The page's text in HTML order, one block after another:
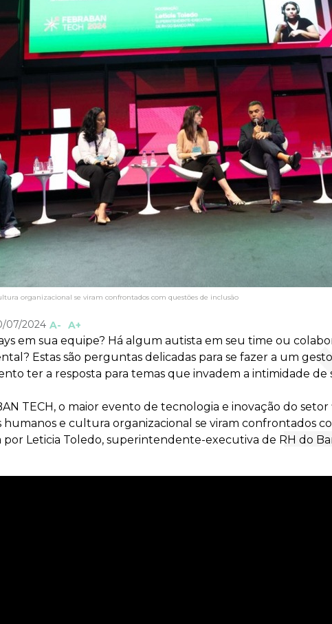
organizacional se viram confrontados com questões de inclusão
07/2024 A+
A-
em sua equipe? Há algum autista em seu time ou
Estas são perguntas delicadas para se fazer a um
ter a resposta para temas que invadem a intimidade de
TECH, o maior evento de tecnologia e inovação do
e cultura organizacional se viram confrontados
por Leticia Toledo, superintendente-executiva de RH do